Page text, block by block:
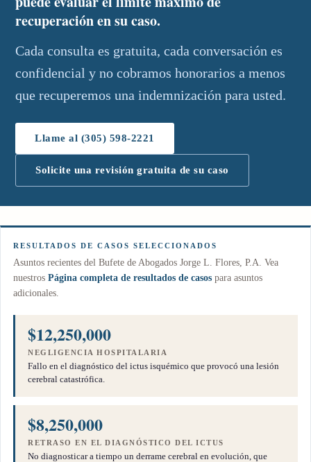
recuperación en su caso.
Cada consulta es gratuita, cada conversación es
confidencial y no cobramos honorarios a menos
que recuperemos una indemnización para usted.
Llame al (305) 598-2221
Solicite una revisión gratuita de su caso
RESULTADOS DE CASOS SELECCIONADOS
Asuntos recientes del Bufete de Abogados Jorge L. Flores, P.A. Vea
nuestros Página completa de resultados de casos para asuntos
adicionales.
$12,250,000
NEGLIGENCIA HOSPITALARIA
Fallo en el diagnóstico del ictus isquémico que provocó una lesión
cerebral catastrófica.
$8,250,000
RETRASO EN EL DIAGNÓSTICO DEL ICTUS
No diagnosticar a tiempo un derrame cerebral en evolución, que